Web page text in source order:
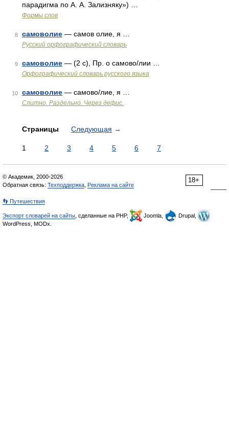
парадигма по А. А. Зализняку») …
Формы слов
8 самоволие — самов олие, я …
Русский орфографический словарь
9 самоволие — (2 с), Пр. о самово/лии …
Орфографический словарь русского языка
10 самоволие — самово/лие, я …
Слитно. Раздельно. Через дефис.
Страницы Следующая →
1 2 3 4 5 6 7
18+
© Академик, 2000-2026
Обратная связь: Техподдержка Реклама на сайте
👣 Путешествия
Экспорт словарей на сайты , сделанные на PHP, Joomla,
Drupal,
WordPress, MODx.